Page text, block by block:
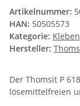
Artikelnummer:
HAN: 50505573
Kategorie: Kleben
Hersteller:
Der Thomsit P
lösemittelfreien